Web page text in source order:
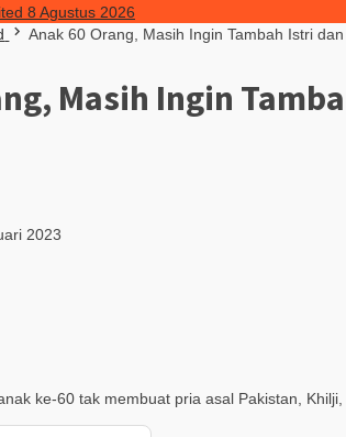
8 Agustus 2026
Anak 60 Orang, Masih Ingin Tambah Istri
Masih Ingin
2023
ke-60 tak membuat pria asal Pakistan,